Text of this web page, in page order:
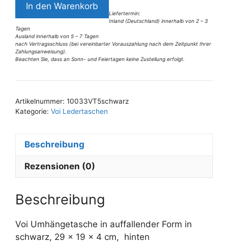
Voi
Umhängetasche
3eckig
schwarz
Menge
In den Warenkorb
Liefertermin:
Inland (Deutschland) innerhalb von 2 – 3
Tagen
Ausland innerhalb von 5 – 7 Tagen
nach Vertragsschluss (bei vereinbarter Vorauszahlung nach dem Zeitpunkt Ihrer
Zahlungsanweisung).
Beachten Sie, dass an Sonn- und Feiertagen keine Zustellung erfolgt.
l
e
t
e
Artikelnummer: 10033VT5schwarz
Kategorie: Voi Ledertaschen
Beschreibung
Rezensionen (0)
Beschreibung
Voi Umhängetasche in auffallender Form in
schwarz, 29 x 19 x 4 cm, hinten